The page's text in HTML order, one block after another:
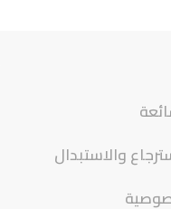
والاستبدال